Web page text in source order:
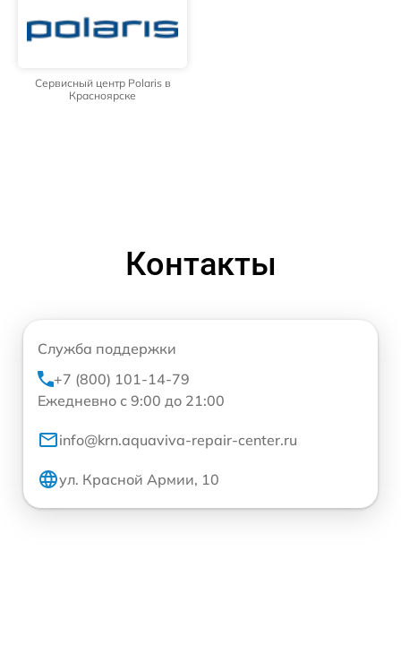
Сервисный центр Polaris в
Красноярске
Контакты
Служба поддержки
+7 (800) 101-14-79
Ежедневно с 9:00 до 21:00
info@krn.aquaviva-repair-center.ru
ул. Красной Армии, 10